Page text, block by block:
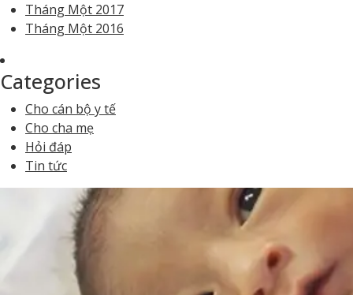
Tháng Một 2017
Tháng Một 2016
Categories
Cho cán bộ y tế
Cho cha mẹ
Hỏi đáp
Tin tức